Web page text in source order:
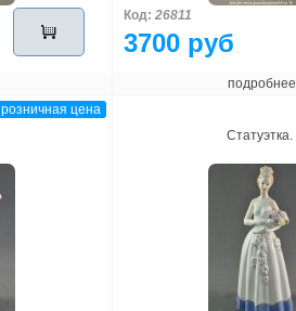
Код: 26811
3700 руб
подробнее
розничная цена
Статуэтка.